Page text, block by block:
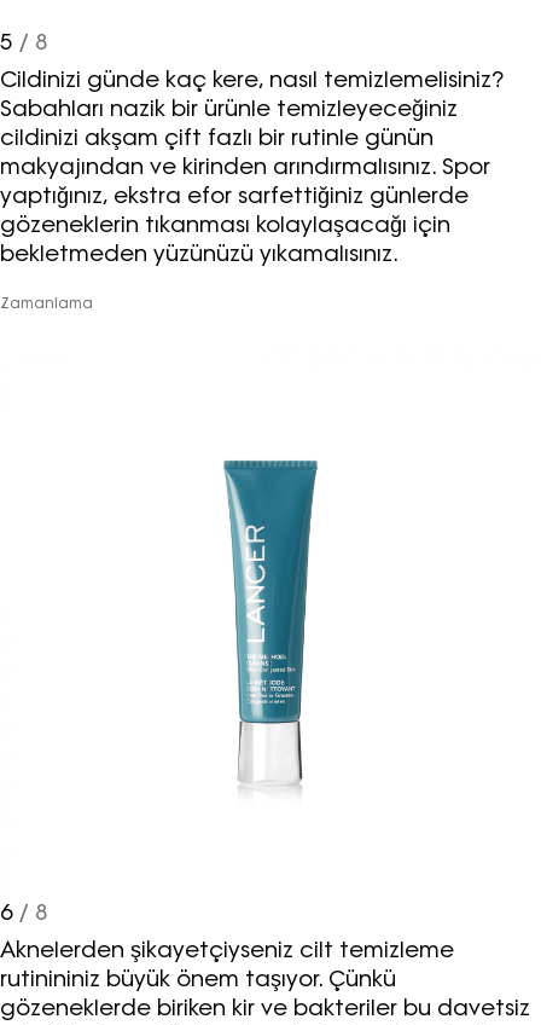
Haftalık E-Bülten
Moda dünyasında neler oluyor? Yeni
fikirler, öne çıkan koleksiyonlar, en
vogue trendler, ünlülerden güzelllik
sırları ve en popüler partilerden
Turkuvaz Haberleşme ve Yayıncılık
A.Ş. tarafından
https://vogue.com.tr/
üzerinden sunulan ürün ve
hizmetlere ilişkin reklam, tanıtım,
pazarlama ve kutlama/ temenni
amaçlı her türlü e-bülten/ ticari
elektronik ileti gönderiminin e-posta
KAYDET KAPAT
5 / 8
Cildinizi günde kaç kere, nasıl temizlemelisiniz?
Sabahları nazik bir ürünle temizleyeceğiniz
cildinizi akşam çift fazlı bir rutinle günün
makyajından ve kirinden arındırmalısınız. Spor
yaptığınız, ekstra efor sarfettiğiniz günlerde
gözeneklerin tıkanması kolaylaşacağı için
bekletmeden yüzünüzü yıkamalısınız.
Zamanlama
6/ 8
Aknelerden şikayetçiyseniz cilt temizleme
rutinininiz büyük önem taşıyor. Çünkü
gözeneklerde biriken kir ve bakteriler bu davetsiz